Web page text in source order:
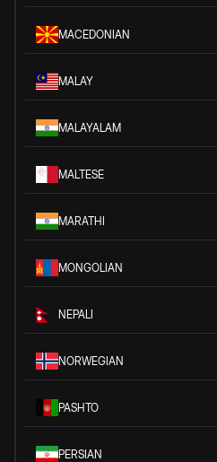
MACEDONIAN
MALAY
MALAYALAM
MALTESE
MARATHI
MONGOLIAN
NEPALI
NORWEGIAN
PASHTO
PERSIAN